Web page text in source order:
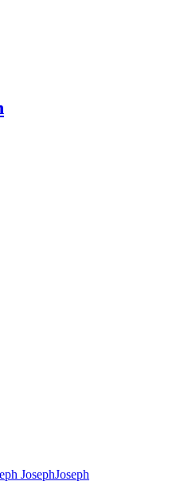
JosephJoseph